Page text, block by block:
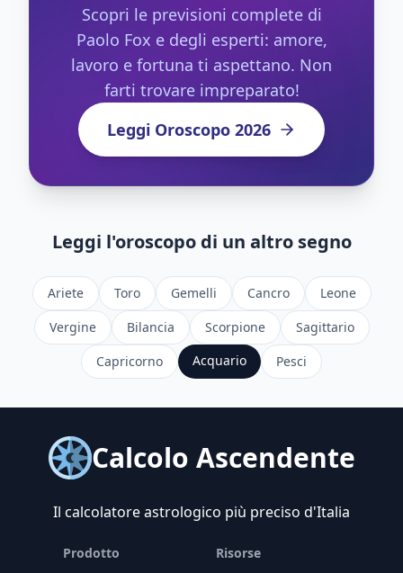
Scopri le previsioni complete di
Paolo Fox e degli esperti: amore,
lavoro e fortuna ti aspettano. Non
farti trovare impreparato!
Leggi Oroscopo 2026
Leggi l'oroscopo di un altro segno
Ariete Toro Gemelli Cancro
Leone
Vergine
Bilancia Scorpione
Sagittario
Capricorno
Acquario Pesci
Calcolo Ascendente
Il calcolatore astrologico più preciso d'Italia
Prodotto
Risorse